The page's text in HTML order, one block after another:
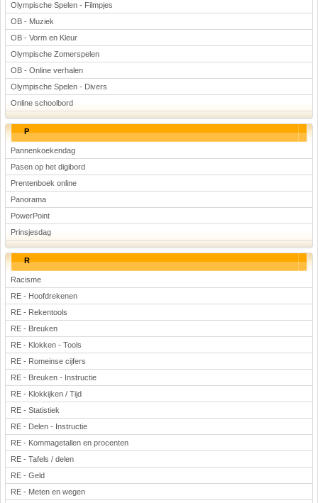
Olympische Spelen - Filmpjes
OB - Muziek
OB - Vorm en Kleur
Olympische Zomerspelen
OB - Online verhalen
Olympische Spelen - Divers
Online schoolbord
P
Pannenkoekendag
Pasen op het digibord
Prentenboek online
Panorama
PowerPoint
Prinsjesdag
R
Racisme
RE - Hoofdrekenen
RE - Rekentools
RE - Breuken
RE - Klokken - Tools
RE - Romeinse cijfers
RE - Breuken - Instructie
RE - Klokkijken / Tijd
RE - Statistiek
RE - Delen - Instructie
RE - Kommagetallen en procenten
RE - Tafels / delen
RE - Geld
RE - Meten en wegen